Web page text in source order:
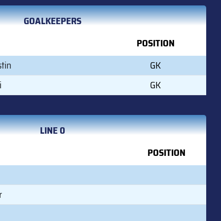
GOALKEEPERS
POSITION
GK
GK
LINE 0
POSITION